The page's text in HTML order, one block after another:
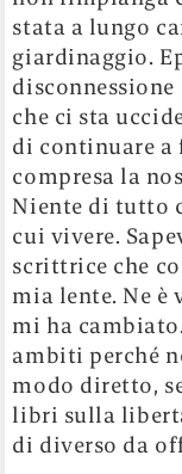
stata a lungo
giardinaggio.
che ci sta
di continuare a
compresa la
Niente di tutto
cui vivere.
scrittrice che
mia lente. Ne è
mi ha
ambiti perché
modo diretto,
libri sulla
di diverso da